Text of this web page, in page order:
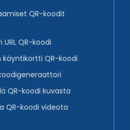
QR-koodit
URL QR-koodi
käyntikortti QR-koodi
QR-koodi kuvasta
QR-koodi videota